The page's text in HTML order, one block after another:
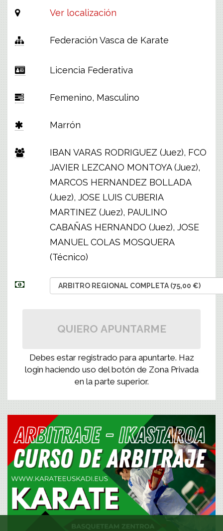
Ver localización
Federación Vasca de Karate
Licencia Federativa
Femenino, Masculino
Marrón
IBAN VARAS RODRIGUEZ (Juez), FCO
JAVIER LEZCANO MONTOYA (Juez),
MARCOS HERNANDEZ BOLLADA
(Juez), JOSE LUIS CUBERIA
MARTINEZ (Juez), PAULINO
CABAÑAS HERNANDO (Juez), JOSE
MANUEL COLAS MOSQUERA
(Técnico)
QUIERO APUNTARME
Debes estar registrado para apuntarte. Haz
login haciendo uso del botón de Zona Privada
en la parte superior.